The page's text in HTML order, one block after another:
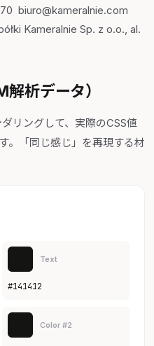
biuro@kameralnie.com
Kameralnie Sp. z o.o., al.
析データ）
リングして、実際のCSS値
。「同じ感じ」を再現する材
Text
#141412
Color #2